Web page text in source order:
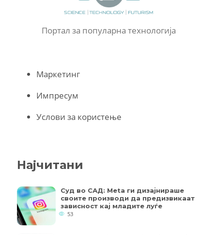
Портал за популарна технологија
Маркетинг
Импресум
Услови за користење
Најчитани
Суд во САД: Meta ги дизајнираше
своите производи да предизвикаат
зависност кај младите луѓе
53